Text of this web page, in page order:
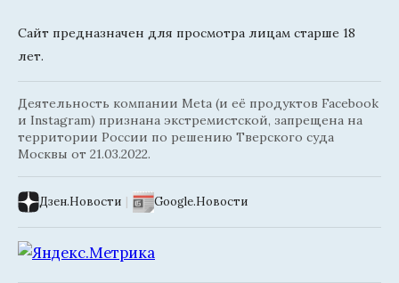
Сайт предназначен для просмотра лицам старше 18
лет.
Деятельность компании Meta (и её продуктов Facebook
и Instagram) признана экстремистской, запрещена на
территории России по решению Тверского суда
Москвы от 21.03.2022.
Дзен.Новости | Google.Новости